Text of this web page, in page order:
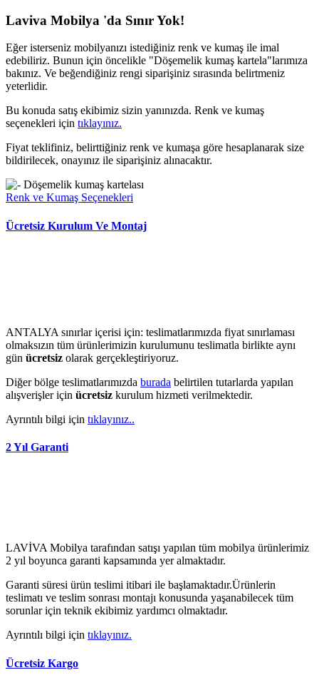
Laviva Mobilya 'da Sınır Yok!
Eğer isterseniz mobilyanızı istediğiniz renk ve kumaş ile imal
edebiliriz. Bunun için öncelikle "Döşemelik kumaş kartela"larımıza
bakınız. Ve beğendiğiniz rengi siparişiniz sırasında belirtmeniz
yeterlidir.
Bu konuda satış ekibimiz sizin yanınızda. Renk ve kumaş
seçenekleri için tıklayınız.
Fiyat teklifiniz, belirttiğiniz renk ve kumaşa göre hesaplanarak size
bildirilecek, onayınız ile siparişiniz alınacaktır.
Renk ve Kumaş Seçenekleri
Ücretsiz Kurulum Ve Montaj
ANTALYA sınırlar içerisi için: teslimatlarımızda fiyat sınırlaması
olmaksızın tüm ürünlerimizin kurulumunu teslimatla birlikte aynı
gün ücretsiz olarak gerçekleştiriyoruz.
Diğer bölge teslimatlarımızda burada belirtilen tutarlarda yapılan
alışverişler için ücretsiz kurulum hizmeti verilmektedir.
Ayrıntılı bilgi için tıklayınız..
2 Yıl Garanti
LAVİVA Mobilya tarafından satışı yapılan tüm mobilya ürünlerimiz
2 yıl boyunca garanti kapsamında yer almaktadır.
Garanti süresi ürün teslimi itibari ile başlamaktadır.Ürünlerin
teslimatı ve teslim sonrası montajı konusunda yaşanabilecek tüm
sorunlar için teknik ekibimiz yardımcı olmaktadır.
Ayrıntılı bilgi için tıklayınız.
Ücretsiz Kargo